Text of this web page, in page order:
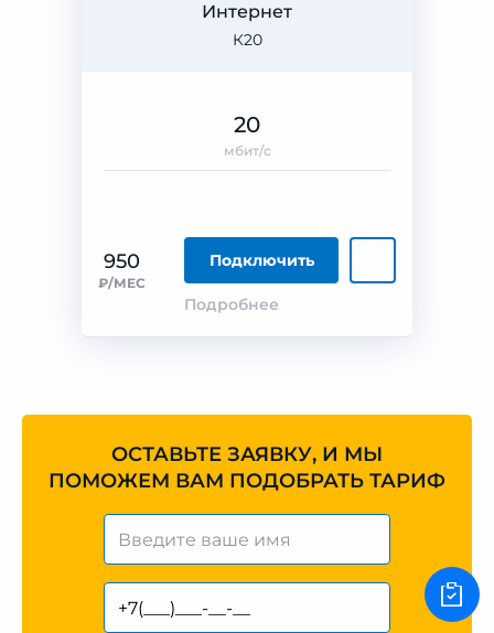
К20
Интернет
950
₽/МЕС
Подключить
Подробнее
20
мбит/с
ОСТАВЬТЕ ЗАЯВКУ, И МЫ
ПОМОЖЕМ ВАМ ПОДОБРАТЬ ТАРИФ